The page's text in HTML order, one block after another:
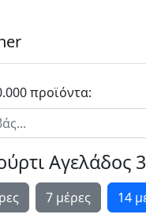
προϊόντα:
Αγελάδος
7 μέρες 14